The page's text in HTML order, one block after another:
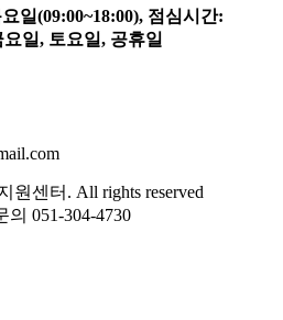
일(09:00~18:00), 점심시간:
요일, 토요일, 공휴일
원센터. All rights reserved
의 051-304-4730